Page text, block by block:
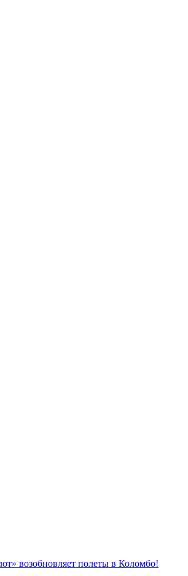
возобновляет полеты в Коломбо!